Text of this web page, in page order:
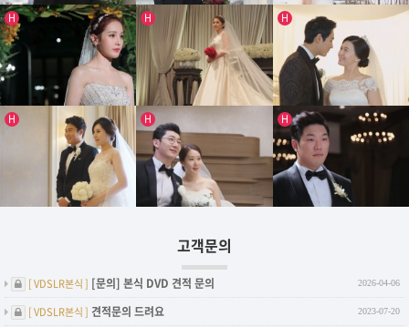
임한경&이종호커플 송주희&이지남커플 이승현&맹준재커플
H
인기글
탤런트 조안커플
H
인기글
방송인김경란님
H
인기글
임영주&정홍연커플
H
인기글
[ 2014 ]
H
인기글
[ 2014 ]
김지현&손주인커플
H
인기글
[ 2014 ]
고객문의
[ VDSLR본식 ] [문의] 본식 DVD 견적 문의 2026-04-06
비밀글
[ VDSLR본식 ] 견적문의 드려요 2023-07-20